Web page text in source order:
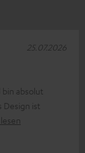
bin absolut
Design ist
25.07.2026